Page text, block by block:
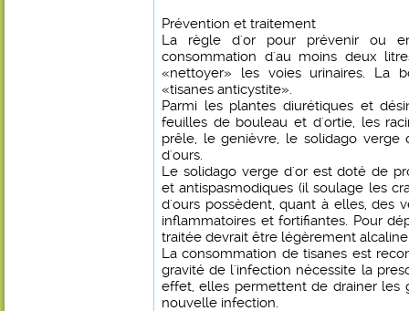
Prévention et traitement
La règle d'or pour prévenir ou
consommation d'au moins deux
«nettoyer» les voies urinaires. La
«tisanes anticystite».
Parmi les plantes diurétiques et
feuilles de bouleau et d'ortie, les
prêle, le genièvre, le solidago
d'ours.
Le solidago verge d'or est doté de
et antispasmodiques (il soulage les
d'ours possèdent, quant à elles, des
inflammatoires et fortifiantes. Pour
traitée devrait être légèrement
La consommation de tisanes est
gravité de l'infection nécessite la
effet, elles permettent de drainer les
nouvelle infection.